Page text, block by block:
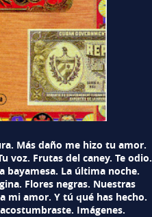
Más daño me hizo tu amor.
voz. Frutas del caney. Te odio.
bayamesa. La última noche.
Flores negras. Nuestras
mi amor. Y tú qué has hecho.
Imágenes.